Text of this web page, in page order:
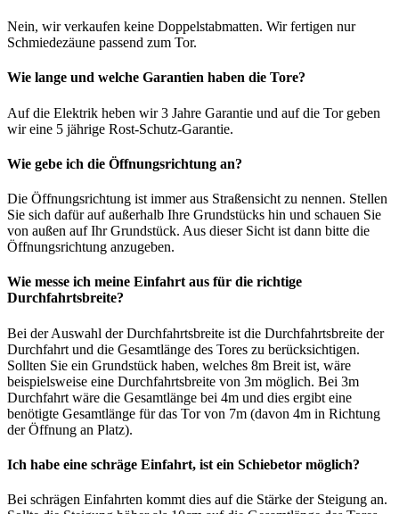
Nein, wir verkaufen keine Doppelstabmatten. Wir fertigen nur
Schmiedezäune passend zum Tor.
Wie lange und welche Garantien haben die Tore?
Auf die Elektrik heben wir 3 Jahre Garantie und auf die Tor geben
wir eine 5 jährige Rost-Schutz-Garantie.
Wie gebe ich die Öffnungsrichtung an?
Die Öffnungsrichtung ist immer aus Straßensicht zu nennen. Stellen
Sie sich dafür auf außerhalb Ihre Grundstücks hin und schauen Sie
von außen auf Ihr Grundstück. Aus dieser Sicht ist dann bitte die
Öffnungsrichtung anzugeben.
Wie messe ich meine Einfahrt aus für die richtige
Durchfahrtsbreite?
Bei der Auswahl der Durchfahrtsbreite ist die Durchfahrtsbreite der
Durchfahrt und die Gesamtlänge des Tores zu berücksichtigen.
Sollten Sie ein Grundstück haben, welches 8m Breit ist, wäre
beispielsweise eine Durchfahrtsbreite von 3m möglich. Bei 3m
Durchfahrt wäre die Gesamtlänge bei 4m und dies ergibt eine
benötigte Gesamtlänge für das Tor von 7m (davon 4m in Richtung
der Öffnung an Platz).
Ich habe eine schräge Einfahrt, ist ein Schiebetor möglich?
Bei schrägen Einfahrten kommt dies auf die Stärke der Steigung an.